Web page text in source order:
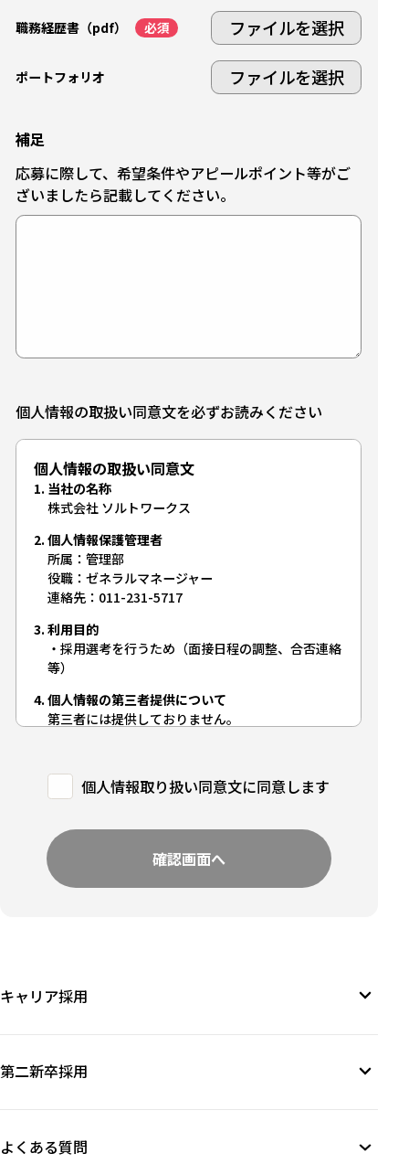
職務経歴書（pdf） ファイルを選択
ポートフォリオ ファイルを選択
補足
応募に際して、希望条件やアピールポイント等がご
ざいましたら記載してください。
個人情報の取扱い同意文を必ずお読みください
個人情報の取扱い同意文
当社の名称
株式会社 ソルトワークス
個人情報保護管理者
所属
管理部
役職
ゼネラルマネージャー
連絡先
011-231-5717
利用目的
採用選考を行うため（面接日程の調整、合否連絡
等）
個人情報の第三者提供について
第三者には提供しておりません。
個人情報の取扱いを外部に委託する場合は、当社
が規定する個人情報管理基準を満たす企業を選定し
します。
保有個人データの対応について
保有個人データの利用目的の通知、開示、内容の訂
TEL：011-231-5717
個人情報を取得する項目は、全てご本人によってご
提供いただくものです。ただし、必要な項目をいた
本人が容易に認識できない方法による取得
個人情報取り扱い同意文に同意します
キャリア採用
第二新卒採用
よくある質問